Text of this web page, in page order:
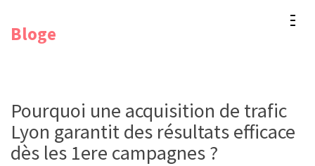
Bloge
Pourquoi une acquisition de trafic
Lyon garantit des résultats efficaces
dès les 1ere campagnes ?